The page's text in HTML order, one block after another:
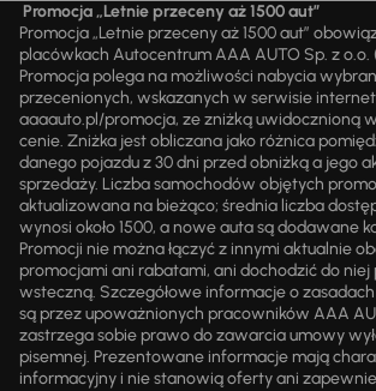
Promocja „Letnie przeceny aż 1500 aut”
Promocja „Letnie przeceny aż 1500 aut”
placówkach Autocentrum AAA AUTO Sp. z o.o.
Promocja polega na możliwości nabycia
przecenionych, wskazanych w serwisie
aaaauto.pl/promocja, ze zniżką uwidocznioną
cenie. Zniżka jest obliczana jako różnica
danego pojazdu z 30 dni przed obniżką a jego
sprzedaży. Liczba samochodów objętych
aktualizowana na bieżąco; średnia liczba
wynosi około 1500, a nowe auta są dodawane
Promocji nie można łączyć z innymi aktualnie
promocjami ani rabatami, ani dochodzić do
wsteczną. Szczegółowe informacje o
są przez upoważnionych pracowników AAA
zastrzega sobie prawo do zawarcia umowy
pisemnej. Prezentowane informacje mają
informacyjny i nie stanowią oferty ani